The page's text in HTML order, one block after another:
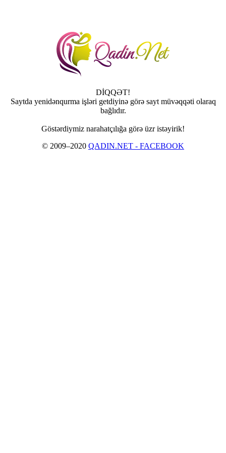
DİQQƏT!
Saytda yenidənqurma işləri getdiyinə görə sayt müvəqqəti olaraq
bağlıdır.
Göstərdiymiz narahatçılığa görə üzr istəyirik!
© 2009–2020 QADIN.NET - FACEBOOK